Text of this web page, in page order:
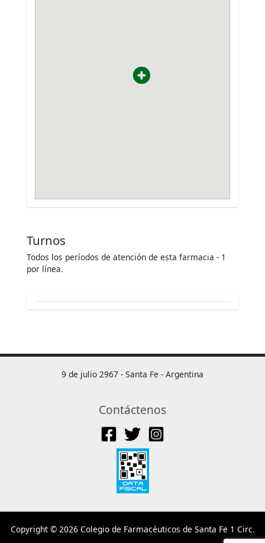
Turnos
Todos los períodos de atención de esta farmacia - 1
por línea.
9 de julio 2967 - Santa Fe - Argentina
Contáctenos
Copyright © 2026 Colegio de Farmacéuticos de Santa Fe 1 Circ.